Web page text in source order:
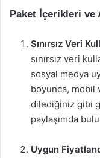
Paket İçerikleri ve
Sınırsız Veri
sınırsız veri
sosyal medya
boyunca, mobil
dilediğiniz gibi
paylaşımda
Uygun